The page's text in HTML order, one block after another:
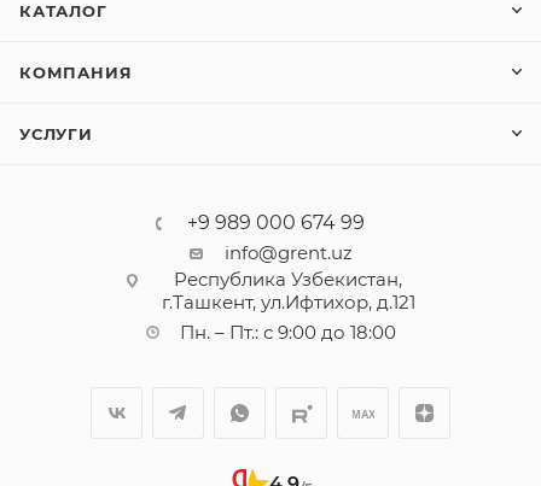
КАТАЛОГ
КОМПАНИЯ
УСЛУГИ
+9 989 000 674 99
info@grent.uz
Республика Узбекистан,
г.Ташкент, ул.Ифтихор, д.121
Пн. – Пт.: с 9:00 до 18:00